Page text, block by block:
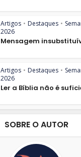
Artigos • Destaques •
2026
Mensagem
Artigos • Destaques •
2026
Ler a Bíblia não é
SOBRE O AUTOR